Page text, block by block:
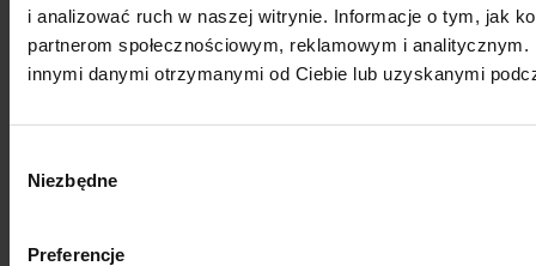
i analizować ruch w naszej witrynie. Informacje o tym, jak
partnerom społecznościowym, reklamowym i
innymi danymi otrzymanymi od Ciebie lub uzyskanymi
zgody
Niezbędne
Preferencje